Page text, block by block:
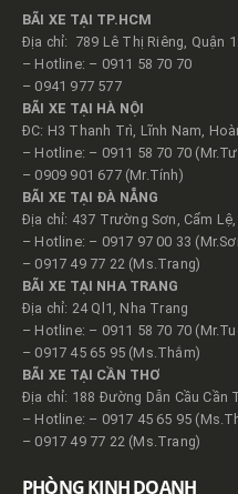
BÃI XE TẠI TP.HCM
Địa chỉ: 789 Lê Thị Riêng, Quận
– Hotline: – 0911 58 70 70
– 0941 977 577
BÃI XE TẠI HÀ NỘI
ĐC: H3 Thanh Trì, Lĩnh Nam,
– Hotline: – 0911 58 70 70
– 0909 901 677 (Mr.Tính)
BÃI XE TẠI ĐÀ NẴNG
Địa chỉ: 437 Trường Sơn, Cẩm
– Hotline: – 0917 97 00 33
– 0917 49 77 22 (Ms.Trang)
BÃI XE TẠI NHA TRANG
Địa chỉ: 24 Ql1, Nha Trang
– Hotline: – 0911 58 70 70
– 0917 45 65 95 (Ms.Thắm)
BÃI XE TẠI CẦN THƠ
Địa chỉ: 188 Đường Dẫn Cầu Cần
– Hotline: – 0917 45 65 95
– 0917 49 77 22 (Ms.Trang)
PHÒNG KINH DOANH